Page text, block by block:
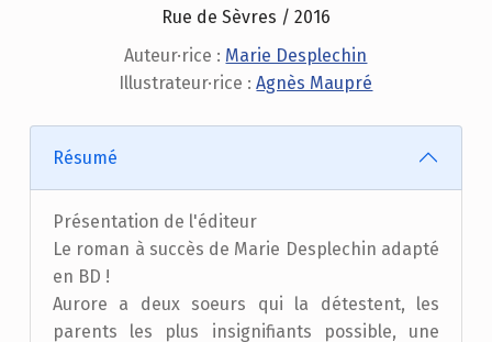
Rue de Sèvres / 2016
Auteur·rice : Marie Desplechin
Illustrateur·rice :Agnès Maupré
Résumé
Présentation de l'éditeur
Le roman à succès de Marie Desplechin adapté
en BD !
Aurore a deux soeurs qui la détestent, les
parents les plus insignifiants possible, une